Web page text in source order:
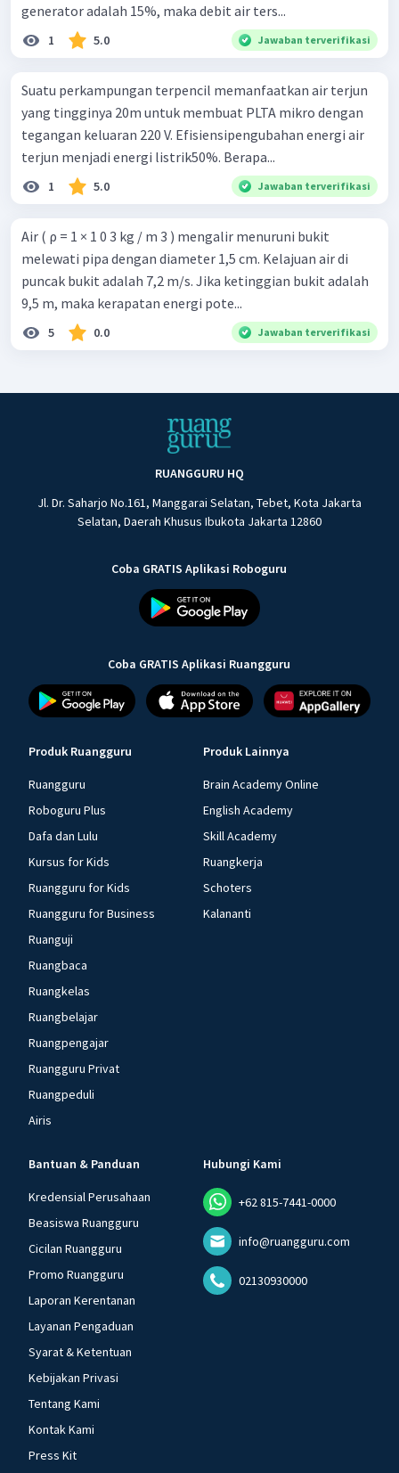
generator adalah 15%, maka debit air ters...
1 5.0 Jawaban terverifikasi
Suatu perkampungan terpencil memanfaatkan air terjun
yang tingginya 20m untuk membuat PLTA mikro dengan
tegangan keluaran 220 V. Efisiensipengubahan energi air
terjun menjadi energi listrik50%. Berapa...
1 5.0 Jawaban terverifikasi
Air ( ρ = 1 × 1 0 3 kg / m 3 ) mengalir menuruni bukit
melewati pipa dengan diameter 1,5 cm. Kelajuan air di
puncak bukit adalah 7,2 m/s. Jika ketinggian bukit adalah
9,5 m, maka kerapatan energi pote...
5 0.0 Jawaban terverifikasi
RUANGGURU HQ
Jl. Dr. Saharjo No.161, Manggarai Selatan, Tebet, Kota Jakarta
Selatan, Daerah Khusus Ibukota Jakarta 12860
Coba GRATIS Aplikasi Roboguru
Coba GRATIS Aplikasi Ruangguru
Produk Ruangguru
Ruangguru
Roboguru Plus
Dafa dan Lulu
Kursus for Kids
Ruangguru for Kids
Ruangguru for Business
Ruanguji
Ruangbaca
Ruangkelas
Ruangbelajar
Ruangpengajar
Ruangguru Privat
Ruangpeduli
Airis
Produk Lainnya
Brain Academy Online
English Academy
Skill Academy
Ruangkerja
Schoters
Kalananti
Bantuan & Panduan
Kredensial Perusahaan
Beasiswa Ruangguru
Cicilan Ruangguru
Promo Ruangguru
Laporan Kerentanan
Layanan Pengaduan
Syarat & Ketentuan
Kebijakan Privasi
Tentang Kami
Kontak Kami
Press Kit
Hubungi Kami
+62 815-7441-0000
info@ruangguru.com
02130930000